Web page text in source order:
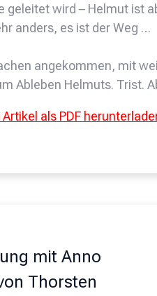
geleitet wird – Helmut ist
anders, es ist der Weg …
angekommen, mit
Ableben Helmuts. Trist.
als PDF
mit Anno
Thorsten